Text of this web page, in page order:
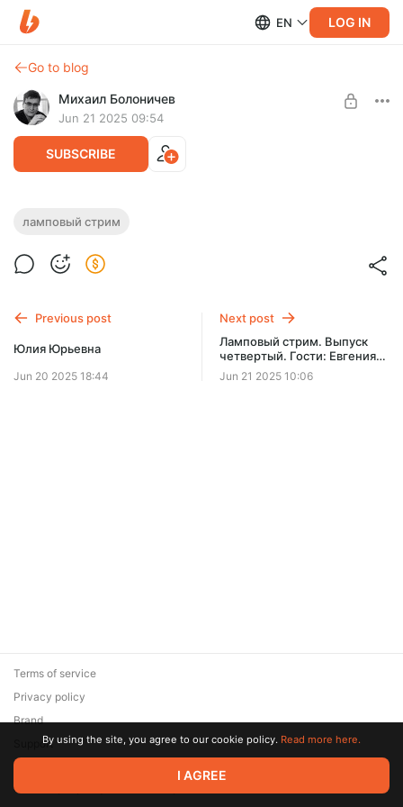
EN LOG IN
Go to blog
Михаил Болоничев
Jun 21 2025 09:54
SUBSCRIBE
Ламповый стрим. Выпуск третий. Гости:
@chernovik_poiska
эфир: Ирина Белецкая, Сергей Можаев, @chernovik_poiska
Младший научный сотрудник II категории
ламповый стрим
Previous post
Юлия Юрьевна
Jun 20 2025 18:44
Next post
Ламповый стрим. Выпуск
четвертый. Гости: Евгения
Хворостянова, Евгения
Иванченко, Ольга Межуева
Jun 21 2025 10:06
© 2026 Zaya Solutions Limited. All rights reserved. All trademarks
are the property of their respective owners.
Terms of service
Privacy policy
Brand
SupportBy using the site, you agree to our cookie policy. Read more here.
I AGREE